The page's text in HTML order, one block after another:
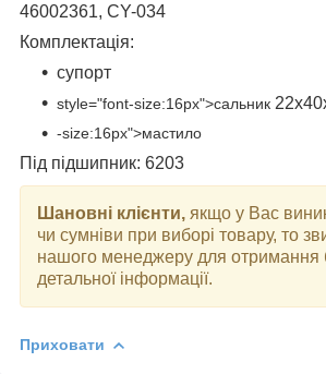
46002361, CY-034
Комплектація:
супорт
style="font-size:16px">сальник
-size:16px">мастило
Під підшипник: 6203
Шановні клієнти, якщо у Вас
чи сумніви при виборі товару, то
нашого менеджеру для отримання
детальної інформації.
Приховати